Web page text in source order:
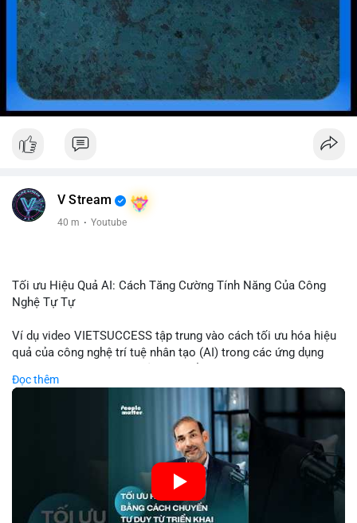
V Stream
40 m · Youtube
Tối ưu Hiệu Quả AI: Cách Tăng Cường Tính Năng Của Công
Nghệ Tự Tự
Ví dụ video VIETSUCCESS tập trung vào cách tối ưu hóa hiệu
quả của công nghệ trí tuệ nhân tạo (AI) trong các ứng dụng
đoán xu hướng thị trường, và tự động hóa quy trình trong lĩnh
vực tài chính và crypto. Bài đăng nhấn mạnh vai trò của AI
trong việc giảm thiểu sai lầm, tăng tốc độ xử lý, và hỗ trợ quyết
định dựa trên dữ liệu. Điều này đặc biệt quan trọng trong thời
kỳ phát triển nhanh chóng của ngành crypto, nơi tính chính xác
và tốc độ là yếu tố quyết định.
🎥 Xem video trực tiếp tại:
Đọc thêm